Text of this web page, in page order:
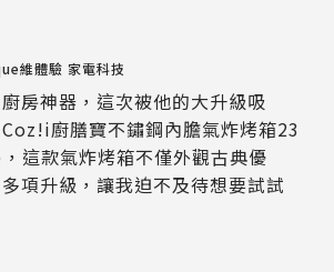
維體驗 家電科技
房神器，這次被他的大升級吸
廚膳寶不鏽鋼內膽氣炸烤箱23
這款氣炸烤箱不僅外觀古典優
項升級，讓我迫不及待想要試試